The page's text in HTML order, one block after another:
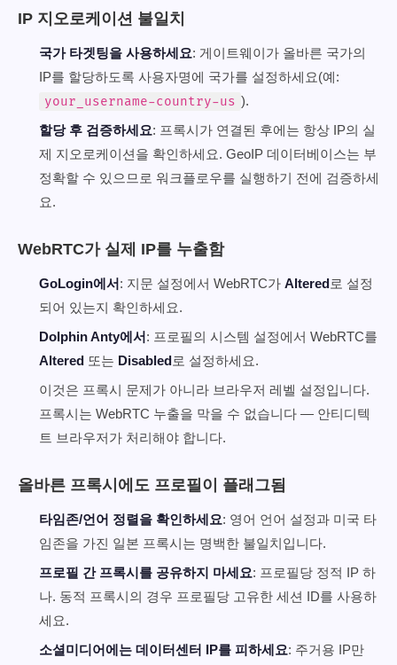
IP 지오로케이션 불일치
국가 타겟팅을 사용하세요: 게이트웨이가 올바른 국가의
IP를 할당하도록 사용자명에 국가를 설정하세요(예:
your_username-country-us ).
할당 후 검증하세요: 프록시가 연결된 후에는 항상 IP의 실
제 지오로케이션을 확인하세요. GeoIP 데이터베이스는 부
정확할 수 있으므로 워크플로우를 실행하기 전에 검증하세
요.
WebRTC가 실제 IP를 누출함
GoLogin에서: 지문 설정에서 WebRTC가 Altered로 설정
되어 있는지 확인하세요.
Dolphin Anty에서: 프로필의 시스템 설정에서 WebRTC를
Altered 또는 Disabled로 설정하세요.
이것은 프록시 문제가 아니라 브라우저 레벨 설정입니다.
프록시는 WebRTC 누출을 막을 수 없습니다 — 안티디텍
트 브라우저가 처리해야 합니다.
올바른 프록시에도 프로필이 플래그됨
타임존/언어 정렬을 확인하세요: 영어 언어 설정과 미국 타
임존을 가진 일본 프록시는 명백한 불일치입니다.
프로필 간 프록시를 공유하지 마세요: 프로필당 정적 IP 하
나. 동적 프록시의 경우 프로필당 고유한 세션 ID를 사용하
세요.
소셜미디어에는 데이터센터 IP를 피하세요: 주거용 IP만